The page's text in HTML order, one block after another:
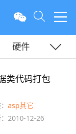
硬件
类代码打包
asp其它
2010-12-26